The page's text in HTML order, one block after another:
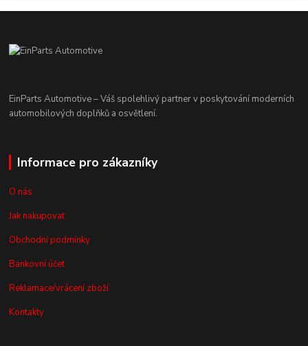
EinParts Automotive – Váš spolehlivý partner v poskytování moderních
automobilových doplňků a osvětlení.
Informace pro zákazníky
O nás
Jak nakupovat
Obchodní podmínky
Bankovní účet
Reklamace/vrácení zboží
Kontakty